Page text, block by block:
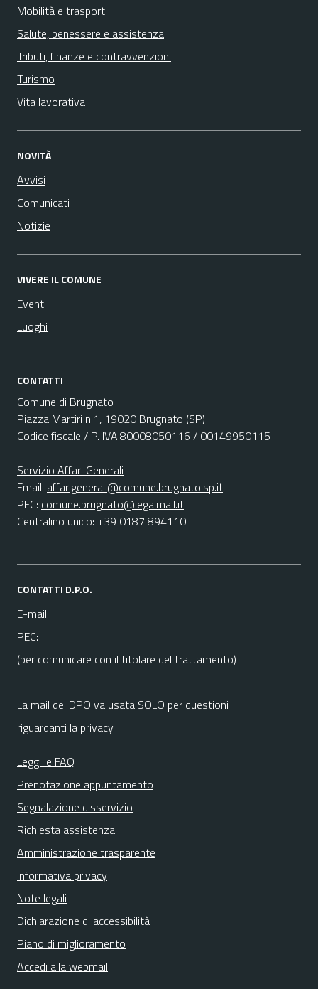
Mobilità e trasporti
Salute, benessere e assistenza
Tributi, finanze e contravvenzioni
Turismo
Vita lavorativa
NOVITÀ
Avvisi
Comunicati
Notizie
VIVERE IL COMUNE
Eventi
Luoghi
CONTATTI
Comune di Brugnato
Piazza Martiri n.1, 19020 Brugnato (SP)
Codice fiscale / P. IVA:80008050116 / 00149950115
Servizio Affari Generali
Email: affarigenerali@comune.brugnato.sp.it
PEC: comune.brugnato@legalmail.it
Centralino unico: +39 0187 894110
CONTATTI D.P.O.
E-mail:
PEC:
(per comunicare con il titolare del trattamento)
La mail del DPO va usata SOLO per questioni
riguardanti la privacy
Leggi le FAQ
Prenotazione appuntamento
Segnalazione disservizio
Richiesta assistenza
Amministrazione trasparente
Informativa privacy
Note legali
Dichiarazione di accessibilità
Piano di miglioramento
Accedi alla webmail